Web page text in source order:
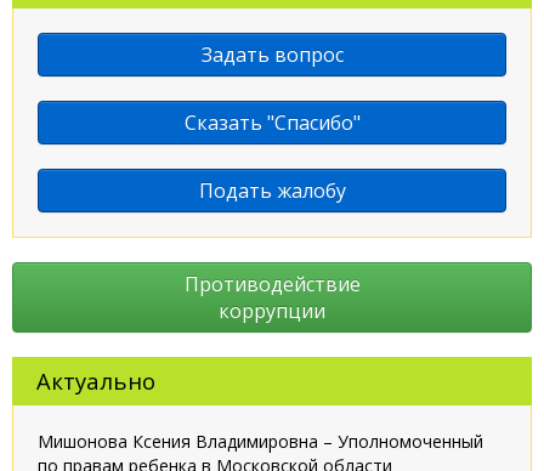
Задать вопрос
Сказать "Спасибо"
Подать жалобу
Противодействие
коррупции
Актуально
Мишонова Ксения Владимировна – Уполномоченный
по правам ребенка в Московской области